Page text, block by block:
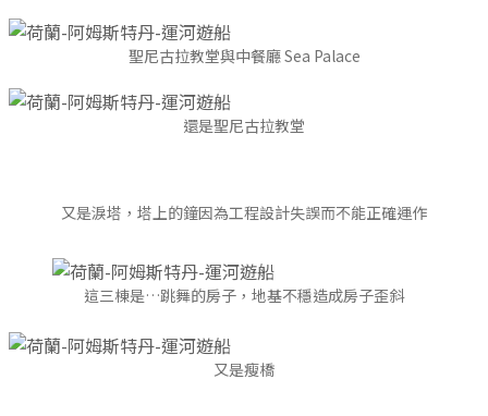
聖尼古拉教堂與中餐廳 Sea Palace
還是聖尼古拉教堂
又是淚塔，塔上的鐘因為工程設計失誤而不能正確運作
這三棟是…跳舞的房子，地基不穩造成房子歪斜
又是瘦橋